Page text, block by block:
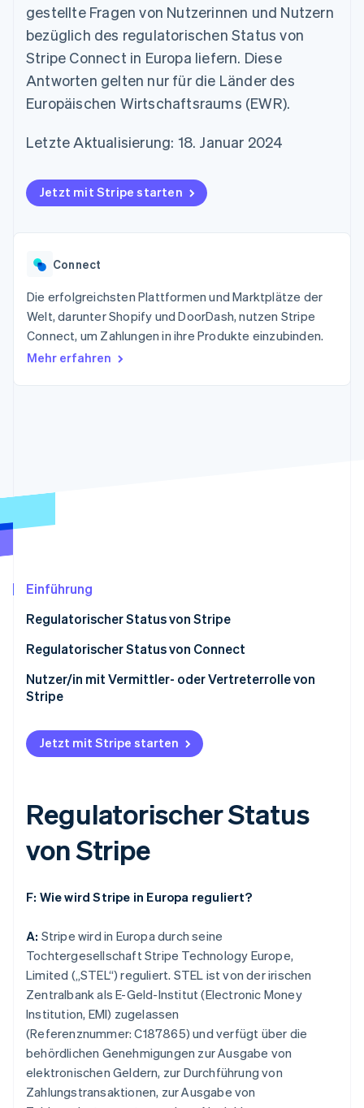
Zugriff auf mehr als
125
Zahlungen vor Ort
Authorization
Optimierung der
Link
Financial
Connections
Datensynchronisierung
Mehr
Product roadmap
Radar
Betrugsprävention
Jetzt ansehen
Geldmanagement
SaaS
Nach Branche
KI-Unternehmen
Creator Economy
Bewirtung, Reisen und
Freizeit
Öffentlicher Sektor
Einzelhandel
Marktplatz auf
Abonnementverwaltung
So setzen Sie
nutzungsbasierte
Abrechnung um
Stablecoin-gestützte
geht´s
Diensten mit Agenten
Code-Beispiele
Entwickler-Blog
API-Status
Produkt-Roadmap
Stripe Sessions
Karriere
Newsroom
Stripe Press
Kontakt
kontaktieren
Partner werden
gestellte Fragen von Nutzerinnen und Nutzern
bezüglich des regulatorischen Status von
Stripe Connect in Europa liefern. Diese
Antworten gelten nur für die Länder des
Europäischen Wirtschaftsraums (EWR).
Letzte Aktualisierung: 18. Januar 2024
Jetzt mit Stripe starten
Connect
Die erfolgreichsten Plattformen und Marktplätze der
Welt, darunter Shopify und DoorDash, nutzen Stripe
Connect, um Zahlungen in ihre Produkte einzubinden.
Mehr erfahren
Einführung
Regulatorischer Status von Stripe
Regulatorischer Status von Connect
Nutzer/in mit Vermittler- oder Vertreterrolle von
Stripe
Jetzt mit Stripe starten
Regulatorischer Status
von Stripe
F: Wie wird Stripe in Europa reguliert?
A: Stripe wird in Europa durch seine
Tochtergesellschaft Stripe Technology Europe,
Limited („STEL“) reguliert. STEL ist von der irischen
Zentralbank als E-Geld-Institut (Electronic Money
Institution, EMI) zugelassen
(Referenznummer: C187865) und verfügt über die
behördlichen Genehmigungen zur Ausgabe von
elektronischen Geldern, zur Durchführung von
Zahlungstransaktionen, zur Ausgabe von